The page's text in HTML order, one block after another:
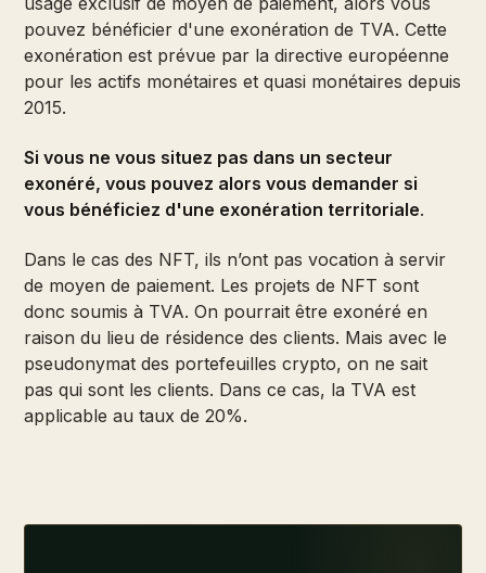
pouvez bénéficier d'une exonération de TVA. Cette
exonération est prévue par la directive européenne
pour les actifs monétaires et quasi monétaires depuis
2015.
Si vous ne vous situez pas dans un secteur
exonéré, vous pouvez alors vous demander si
vous bénéficiez d'une exonération territoriale.
Dans le cas des NFT, ils n’ont pas vocation à servir
de moyen de paiement. Les projets de NFT sont
donc soumis à TVA. On pourrait être exonéré en
raison du lieu de résidence des clients. Mais avec le
pseudonymat des portefeuilles crypto, on ne sait
pas qui sont les clients. Dans ce cas, la TVA est
applicable au taux de 20%.